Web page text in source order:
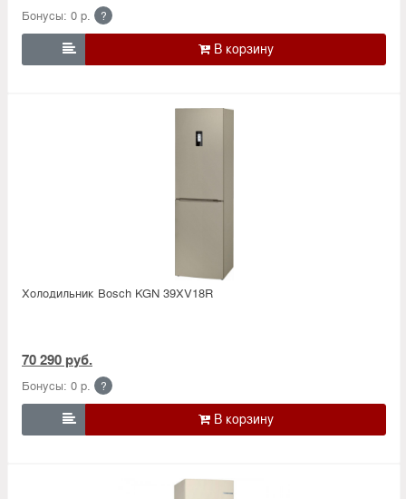
Бонусы: 0 р. ?

Холодильник Bosсh KGN 39XV18R
70 290 руб.
Бонусы: 0 р. ?
